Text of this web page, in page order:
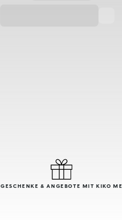
GESCHENKE & ANGEBOTE MIT KIKO ME